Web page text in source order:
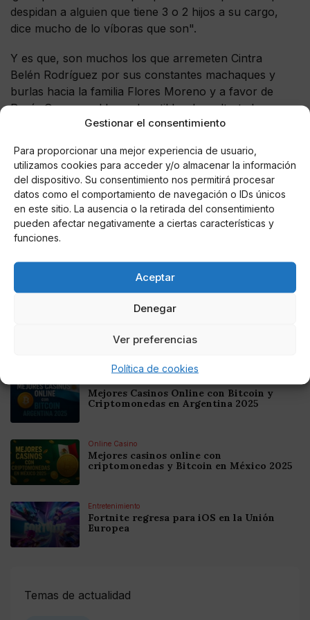
Gestionar el consentimiento
Para proporcionar una mejor experiencia de usuario,
utilizamos cookies para acceder y/o almacenar la información
del dispositivo. Su consentimiento nos permitirá procesar
datos como el comportamiento de navegación o IDs únicos
en este sitio. La ausencia o la retirada del consentimiento
pueden afectar negativamente a ciertas características y
funciones.
Aceptar
Denegar
Ver preferencias
Política de cookies
despidan a alguien que tiene 3 o 2 hijos a su cargo,
dice mucho de lo víboras que son".
Y es que, son muchos los que arremeten Cintra
Belén Rodríguez por sus constantes machaques y
burlas hacia la familia Flores Moreno y a favor de
Rocío Carrasco. Llegando a tildar de maltratador a
Antonio David Flores pese a no estar condenado en
AUTOR
María De Las Nieves Fernández
Noticias relacionadas
Colombia 2025: Bitcoin Casinos
Mejores Casinos Online con Bitcoin y
Criptomonedas en Argentina 2025
Online Casino
Mejores casinos online con
criptomonedas y Bitcoin en México 2025
Entretenimiento
Fortnite regresa para iOS en la Unión
Europea
Temas de actualidad